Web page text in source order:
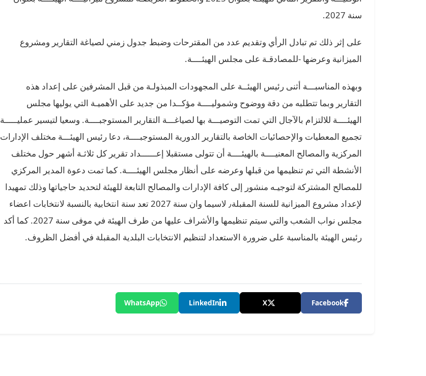
سنة 2027.
على إثر ذلك تم تبادل الرأي وتقديم عدد من المقترحات وضبط جدول زمني لصياغة التقارير ومشروع
الميزانية وعرضها -للمصادقـة على مجلس الهيئــــة.
وبهذه المناسبـــة أثنى رئيس الهيئــة على المجهودات المبذولـة من قبل المشرفين على إعداد هذه
التقارير وبما تتطلبه من دقة ووضوح وشموليــــة مؤكــدا من جديد على الأهميـة التي يوليها مجلس
الهيئــــة للالتزام بالآجال التي تمت التوصيـــة بها لصياغـــة التقارير المستوجبــــة. وسعيا لتيسير عمليـــــة
تجميع المعطيات والإحصائيات الخاصة بالتقارير الدورية المستوجبــــة، دعا رئيس الهيئـــة مختلف الإدارات
المركزية والمصالح المعنيــــة بالهيئــــة أن تتولى مستقبلا إعــــــداد تقرير كل ثلاثـة أشهر حول مختلف
الأنشطة التي تم تنظيمها من قبلها وعرضه على أنظار مجلس الهيئــــة. كما تمت دعوة المدير المركزي
للمصالح المشتركة لتوجيـه منشور إلى كافة الإدارات والمصالح التابعة للهيئة لتحديد حاجياتها وذلك تمهيدا
لإعداد مشروع الميزانية للسنة المقبلة٫ لاسيما وان سنة 2027 تعد سنة انتخابية بالنسبة لانتخابات اعضاء
مجلس نواب الشعب والتي سيتم تنظيمها والأشراف عليها من طرف الهيئة في موفى سنة 2027. كما أكد
رئيس الهيئة بالمناسبة على ضرورة الاستعداد لتنظيم الانتخابات البلدية المقبلة في أفضل الظروف.
Facebook
X
LinkedIn
WhatsApp